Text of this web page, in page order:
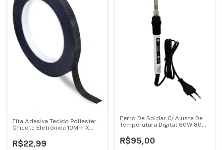
Fita Adesiva Tecido Poliester
Chicote Eletrônica 10Mm X
R$22,99
Ferro De Soldar C/ Ajuste De
Temperatura Digital 60W 80W
R$95,00